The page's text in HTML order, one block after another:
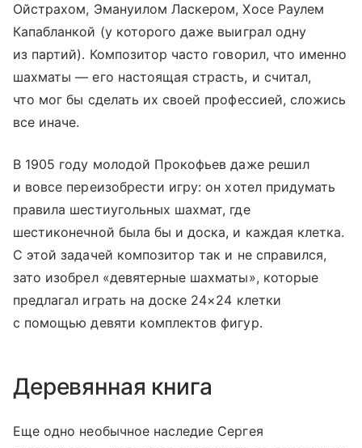
Ойстрахом, Эмануилом Ласкером, Хосе Раулем
Капабланкой (у которого даже выиграл одну
из партий). Композитор часто говорил, что именно
шахматы — его настоящая страсть, и считал,
что мог бы сделать их своей профессией, сложись
все иначе.
В 1905 году молодой Прокофьев даже решил
и вовсе переизобрести игру: он хотел придумать
правила шестиугольных шахмат, где
шестиконечной была бы и доска, и каждая клетка.
С этой задачей композитор так и не справился,
зато изобрел «девятерные шахматы», которые
предлагал играть на доске 24×24 клетки
с помощью девяти комплектов фигур.
Деревянная книга
Еще одно необычное наследие Сергея